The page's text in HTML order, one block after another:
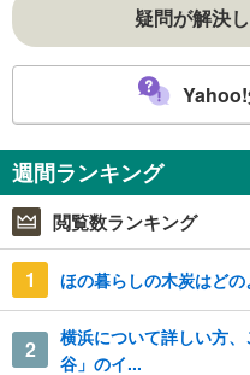
疑問が解決
週間ランキング
閲覧数ランキング
1 ほの暮らしの木炭はど
2
横浜について詳しい方
谷」のイ...